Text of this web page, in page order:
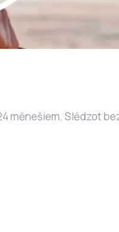
mēnešiem. Slēdzot
pakalpojumiem